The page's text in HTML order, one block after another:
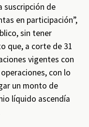
suscripción de
en participación”,
sin tener
que, a corte de 31
vigentes con
con lo
un monto de
líquido ascendía